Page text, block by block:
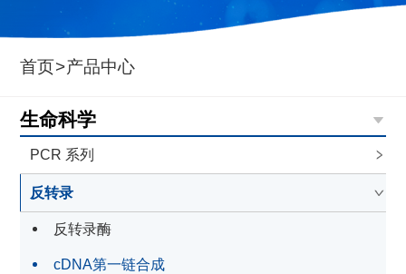
首页>产品中心
生命科学
PCR 系列
反转录
反转录酶
cDNA第一链合成